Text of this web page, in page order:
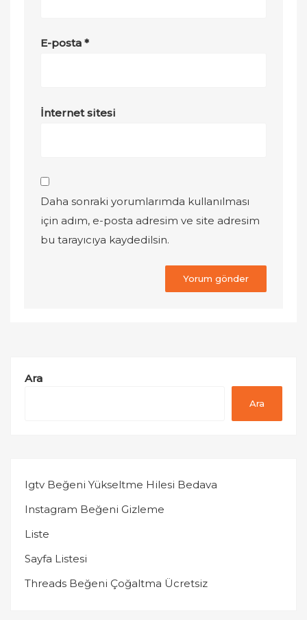
E-posta*
İnternet sitesi
Daha sonraki yorumlarımda kullanılması
için adım, e-posta adresim ve site adresim
bu tarayıcıya kaydedilsin.
Ara
Ara
Igtv Beğeni Yükseltme Hilesi Bedava
Instagram Beğeni Gizleme
Liste
Sayfa Listesi
Threads Beğeni Çoğaltma Ücretsiz